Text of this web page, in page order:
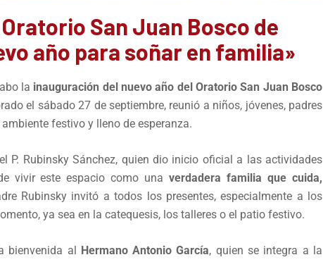
San Juan Bosco de
año para soñar en familia»
la inauguración del nuevo año del Oratorio San Juan Bosco
el sábado 27 de septiembre, reunió a niños, jóvenes, padres
festivo y lleno de esperanza.
P. Rubinsky Sánchez, quien dio inicio oficial a las actividades
vivir este espacio como unaverdadera familia que cuida,
Rubinsky invitó a todos los presentes, especialmente a los
ya sea en la catequesis, los talleres o el patio festivo.
bienvenida al Hermano Antonio García, quien se integra a la